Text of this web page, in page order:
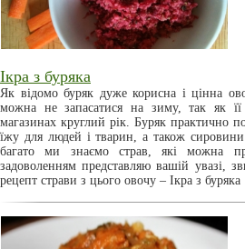
Ікра з буряка
Як відомо буряк дуже корисна і цінна
можна не запасатися на зиму, так як
магазинах круглий рік. Буряк практично
їжу для людей і тварин, а також
багато ми знаємо страв, які можна
задоволенням представляю вашій увазі,
рецепт страви з цього овочу – Ікра з буряка